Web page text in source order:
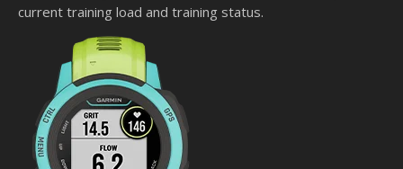
current training load and training status.